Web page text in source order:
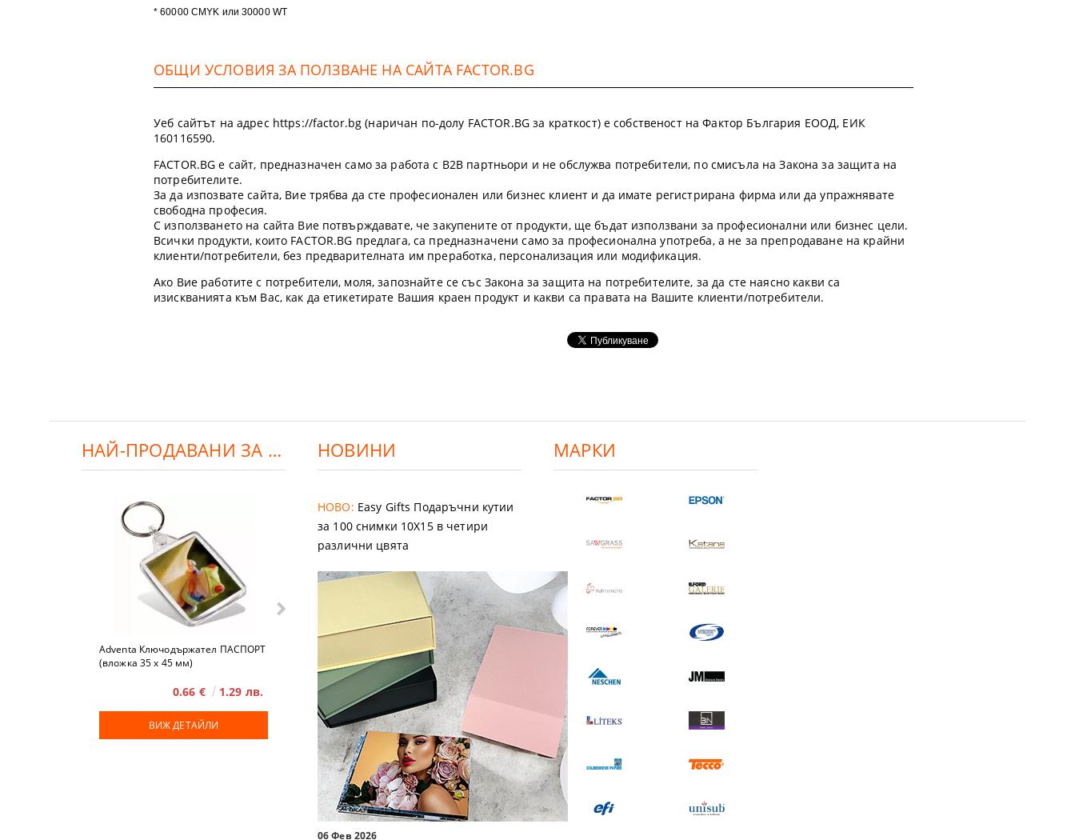
* 60000 CMYK или 30000 WT
ОБЩИ УСЛОВИЯ ЗА ПОЛЗВАНЕ НА САЙТА FACTOR.BG
Уеб сайтът на адрес https://factor.bg (наричан по-долу FACTOR.BG за краткост) е собственост на Фактор България ЕООД, ЕИК
160116590.
FACTOR.BG е сайт, предназначен само за работа с B2B партньори и не обслужва потребители, по смисъла на Закона за защита на
потребителите.
За да изпозвате сайта, Вие трябва да сте професионален или бизнес клиент и да имате регистрирана фирма или да упражнявате
свободна професия.
С използването на сайта Вие потвърждавате, че закупените от продукти, ще бъдат използвани за професионални или бизнес цели.
Всички продукти, които FACTOR.BG предлага, са предназначени само за професионална употреба, а не за препродаване на крайни
клиенти/потребители, без предварителната им преработка, персонализация или модификация.
Ако Вие работите с потребители, моля, запознайте се със Закона за защита на потребителите, за да сте наясно какви са
изискванията към Вас, как да етикетирате Вашия краен продукт и какви са правата на Вашите клиенти/потребители.
НАЙ-ПРОДАВАНИ ЗА ДЕНЯ:
Adventa Ключодържател ПАСПОРТ
(вложка 35 x 45 мм)
0.66 € 1.29 лв.
ВИЖ ДЕТАЙЛИ
Adventa Магнит EASI
1.03 € 2.01 лв.
ВИЖ ДЕТАЙЛИ ВИЖ ДЕТАЙЛИ ВИЖ ДЕТАЙЛИ
НОВИНИ
НОВО: Easy Gifts Подаръчни кутии
за 100 снимки 10X15 в четири
различни цвята
06 Фев 2026
МАРКИ